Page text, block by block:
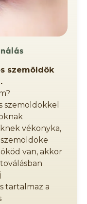
szemöldök
szemöldökkel
vékonyka,
van, akkor
tartalmaz a